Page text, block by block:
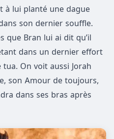
à lui planté une dague
son dernier souffle.
que Bran lui ai dit qu’il
dans un dernier effort
On voit aussi Jorah
son Amour de toujours,
dans ses bras après